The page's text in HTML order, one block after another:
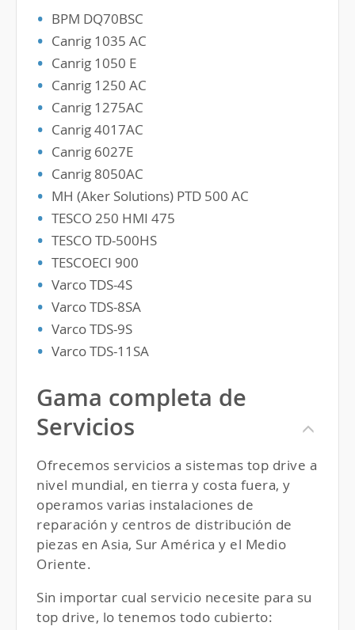
BPM DQ70BSC
Canrig 1035 AC
Canrig 1050 E
Canrig 1250 AC
Canrig 1275AC
Canrig 4017AC
Canrig 6027E
Canrig 8050AC
MH (Aker Solutions) PTD 500 AC
TESCO250 HMI 475
TESCOTD-500HS
TESCOECI 900
VarcoTDS-4S
VarcoTDS-8SA
VarcoTDS-9S
VarcoTDS-11SA
Gama completa de
Servicios
Ofrecemos servicios a sistemas top drive a
nivel mundial, en tierra y costa fuera, y
operamos varias instalaciones de
reparación y centros de distribución de
piezas en Asia, Sur América y el Medio
Oriente.
Sin importar cual servicio necesite para su
top drive, lo tenemos todo cubierto: